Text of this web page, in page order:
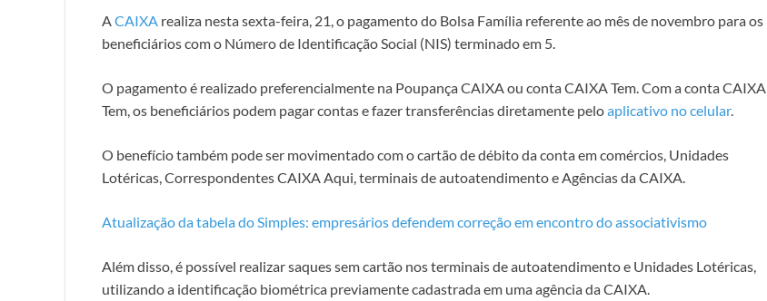
ACAIXA realiza nesta sexta-feira, 21, o pagamento do Bolsa Família referente ao mês de novembro para os
beneficiários com o Número de Identificação Social (NIS) terminado em 5.
O pagamento é realizado preferencialmente na Poupança CAIXA ou conta CAIXA Tem. Com a conta CAIXA
Tem, os beneficiários podem pagar contas e fazer transferências diretamente peloaplicativo no celular.
O benefício também pode ser movimentado com o cartão de débito da conta em comércios, Unidades
Lotéricas, Correspondentes CAIXA Aqui, terminais de autoatendimento e Agências da CAIXA.
Atualização da tabela do Simples: empresários defendem correção em encontro do associativismo
Além disso, é possível realizar saques sem cartão nos terminais de autoatendimento e Unidades Lotéricas,
utilizando a identificação biométrica previamente cadastrada em uma agência da CAIXA.